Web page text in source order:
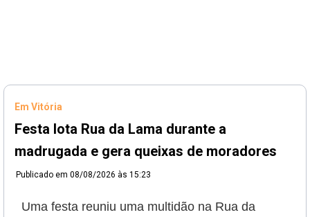
Em Vitória
Festa lota Rua da Lama durante a
madrugada e gera queixas de moradores
Publicado em 08/08/2026 às 15:23
Uma festa reuniu uma multidão na Rua da